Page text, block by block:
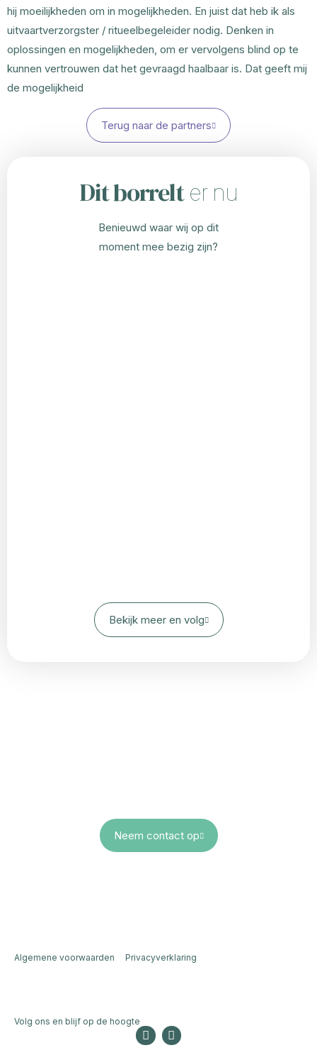
hij moeilijkheden om in mogelijkheden. En juist dat heb ik als
uitvaartverzorgster / ritueelbegeleider nodig. Denken in
oplossingen en mogelijkheden, om er vervolgens blind op te
kunnen vertrouwen dat het gevraagd haalbaar is. Dat geeft mij
de mogelijkheid
Terug naar de partners
Dit borrelter nu
Benieuwd waar wij op dit
moment mee bezig zijn?
Bekijk meer en volg
Neem contact op
Algemene voorwaarden Privacyverklaring
Volg ons en blijf op de hoogte